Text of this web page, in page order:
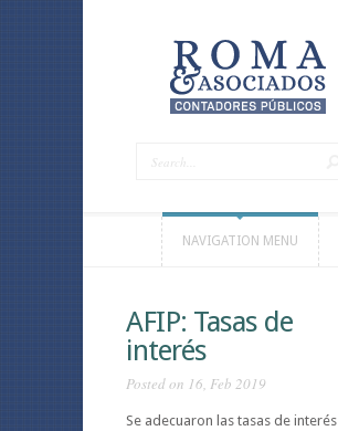
NAVIGATION MENU
AFIP: Tasas de
interés
Posted on 16, Feb 2019
Se adecuaron las tasas de interés